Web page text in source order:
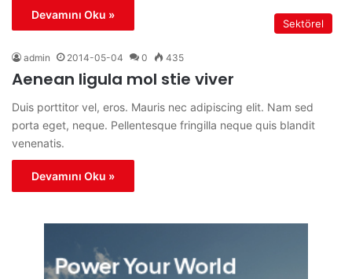
Devamını Oku »
Sektörel
admin 2014-05-04 0 435
Aenean ligula mol stie viver
Duis porttitor vel, eros. Mauris nec adipiscing elit. Nam sed
porta eget, neque. Pellentesque fringilla neque quis blandit
venenatis.
Devamını Oku »